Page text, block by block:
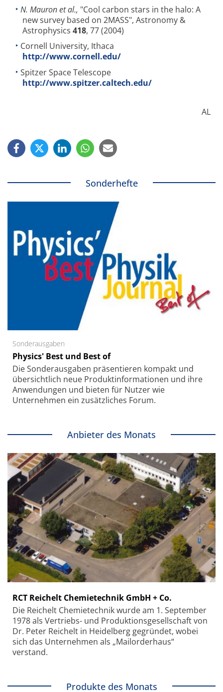
N. Mauron et al., "Cool carbon stars in the halo: A
new survey based on 2MASS", Astronomy &
Astrophysics 418, 77 (2004)
Cornell University, Ithaca
http://www.cornell.edu/
Spitzer Space Telescope
http://www.spitzer.caltech.edu/
AL
Sonderhefte
Sonderausgaben
Physics' Best und Best of
Die Sonder­ausgaben präsentieren kompakt und
übersichtlich neue Produkt­informationen und ihre
Anwendungen und bieten für Nutzer wie
Unternehmen ein zusätzliches Forum.
Anbieter des Monats
RCT Reichelt Chemietechnik GmbH + Co.
Die Reichelt Chemietechnik wurde am 1. September
1978 als Vertriebs- und Produktionsgesellschaft von
Dr. Peter Reichelt in Heidelberg gegründet, wobei
sich das Unternehmen als „Mailorderhaus“
verstand.
Produkte des Monats